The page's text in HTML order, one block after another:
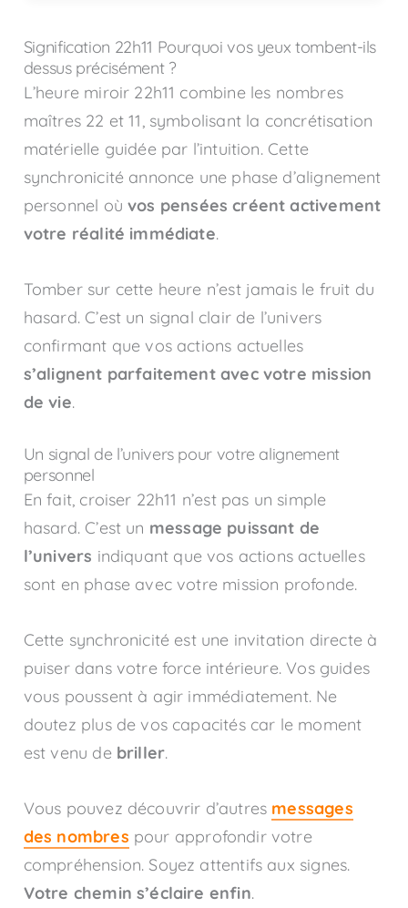
Signification 22h11 Pourquoi vos yeux tombent-ils
dessus précisément ?
L’heure miroir 22h11 combine les nombres
maîtres 22 et 11, symbolisant la concrétisation
matérielle guidée par l’intuition. Cette
synchronicité annonce une phase d’alignement
personnel oùvos pensées créent activement
votre réalité immédiate.
Tomber sur cette heure n’est jamais le fruit du
hasard. C’est un signal clair de l’univers
confirmant que vos actions actuelles
s’alignent parfaitement avec votre mission
de vie.
Un signal de l’univers pour votre alignement
personnel
En fait, croiser 22h11 n’est pas un simple
hasard. C’est un message puissant de
l’univers indiquant que vos actions actuelles
sont en phase avec votre mission profonde.
Cette synchronicité est une invitation directe à
puiser dans votre force intérieure. Vos guides
vous poussent à agir immédiatement. Ne
doutez plus de vos capacités car le moment
est venu de briller.
Vous pouvez découvrir d’autres messages
des nombres pour approfondir votre
compréhension. Soyez attentifs aux signes.
Votre chemin s’éclaire enfin.